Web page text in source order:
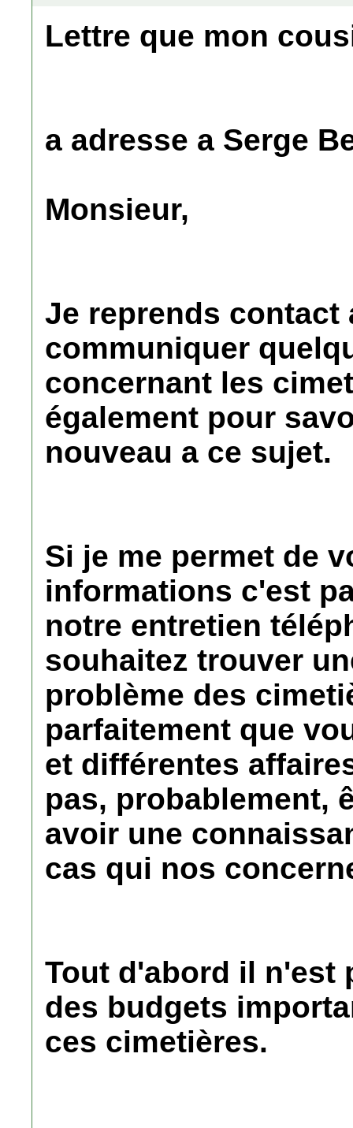
Lettre que mon
a adresse a Serge
Monsieur,
Je reprends
communiquer
concernant les
également pour
nouveau a ce sujet.
Si je me permet de
informations c'est
notre entretien
souhaitez trouver
problème des
parfaitement que
et différentes
pas, probablement,
avoir une
cas qui nos
Tout d'abord il n'est
des budgets
ces cimetières.